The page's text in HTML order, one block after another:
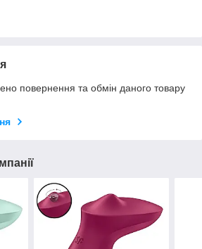
повернення та обмін даного товару